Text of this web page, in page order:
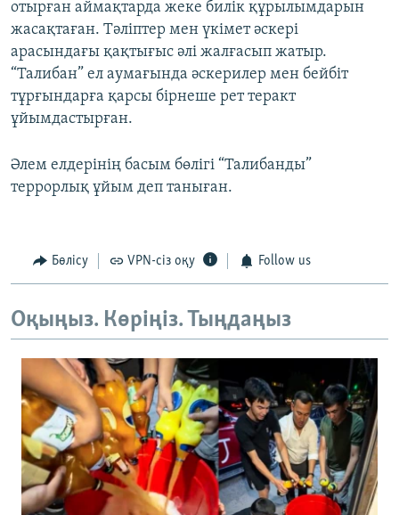
отырған аймақтарда жеке билік құрылымдарын
жасақтаған. Тәліптер мен үкімет әскері
арасындағы қақтығыс әлі жалғасып жатыр.
“Талибан” ел аумағында әскерилер мен бейбіт
тұрғындарға қарсы бірнеше рет теракт
ұйымдастырған.
Әлем елдерінің басым бөлігі “Талибанды”
террорлық ұйым деп таныған.
Бөлісу VPN-сіз оқу Follow us
Оқыңыз. Көріңіз. Тыңдаңыз